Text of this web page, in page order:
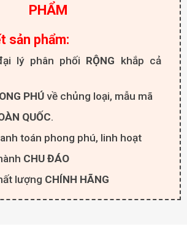
PHẨM
sản phẩm:
lý phân phối RỘNG khắp cả
PHÚ về chủng loại, mẫu mã
QUỐC.
toán phong phú, linh hoạt
CHU ĐÁO
lượng CHÍNH HÃNG